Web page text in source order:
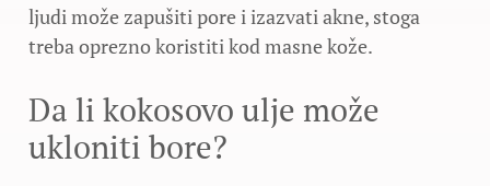
ljudi može zapušiti pore i izazvati akne, stoga
treba oprezno koristiti kod masne kože.
Da li kokosovo ulje može
ukloniti bore?